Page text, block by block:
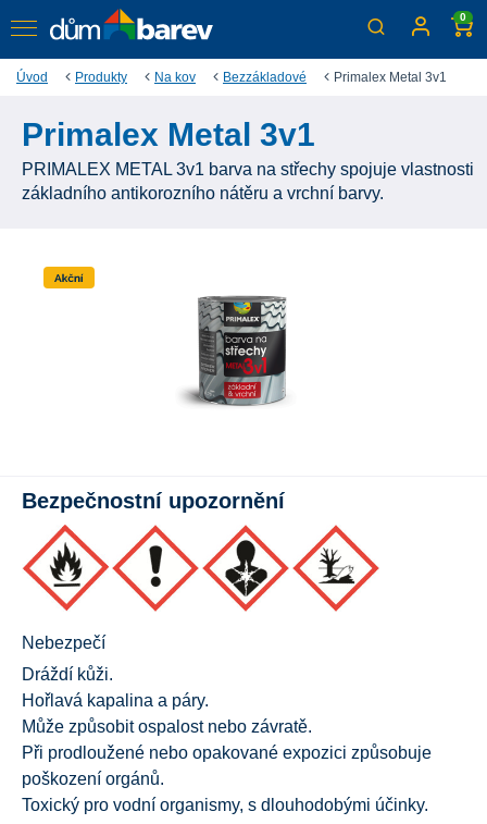
0
Úvod Produkty Na kov Bezzákladové Primalex Metal 3v1
Primalex Metal 3v1
PRIMALEX METAL 3v1 barva na střechy spojuje vlastnosti
základního antikorozního nátěru a vrchní barvy.
Bezpečnostní upozornění
Nebezpečí
Dráždí kůži.
Hořlavá kapalina a páry.
Může způsobit ospalost nebo závratě.
Při prodloužené nebo opakované expozici způsobuje
poškození orgánů.
Toxický pro vodní organismy, s dlouhodobými účinky.